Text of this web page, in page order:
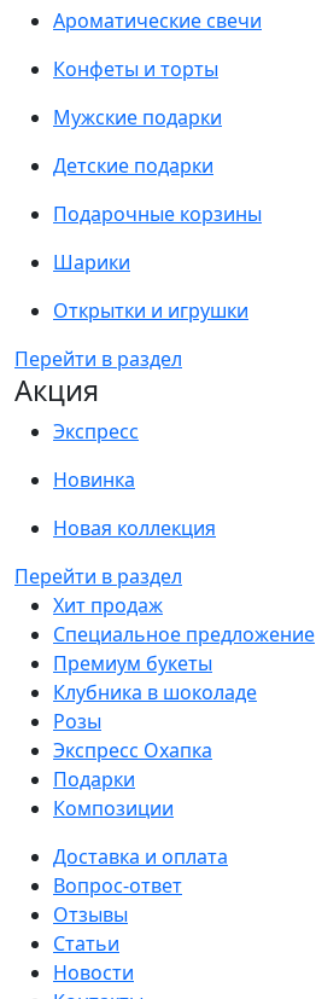
Ароматические свечи
Конфеты и торты
Мужские подарки
Детские подарки
Подарочные корзины
Шарики
Открытки и игрушки
Перейти в раздел
Акция
Экспресс
Новинка
Новая коллекция
Перейти в раздел
Хит продаж
Специальное предложение
Премиум букеты
Клубника в шоколаде
Розы
Экспресс Охапка
Подарки
Композиции
Доставка и оплата
Вопрос-ответ
Отзывы
Статьи
Новости